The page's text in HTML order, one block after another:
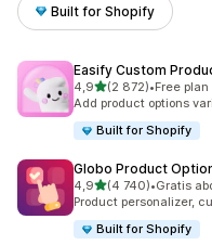
Built for Shopify
Easify Custom
4,9av 5 stjerner
(2 872)
Totalt 2872 omtaler
•Free
Add product options
Built for Shopify
Globo Product
4,9av 5 stjerner
(4 740)
Totalt 4740 omtaler
•Gratis
Product personalizer,
Built for Shopify